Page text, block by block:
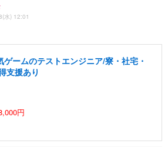
水) 12:01
ームのテストエンジニア/寮・社宅・
支援あり
円